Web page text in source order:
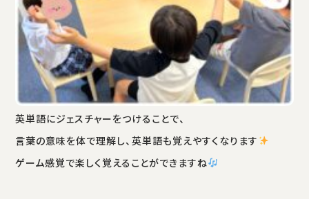
英単語にジェスチャーをつけることで、
言葉の意味を体で理解し、英単語も覚えやすくなります
ゲーム感覚で楽しく覚えることができますね